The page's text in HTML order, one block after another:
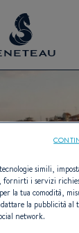
simili,
fornirti i servizi
la tua comodità,
la pubblicità al
network.